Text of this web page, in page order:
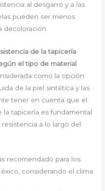
al desgarro y a las
pueden ser menos
decoloración.
de la tapicería
el tipo de material
como la opción
de la piel sintética y las
tener en cuenta que el
tapicería es fundamental
a lo largo del
recomendado para los
considerando el clima